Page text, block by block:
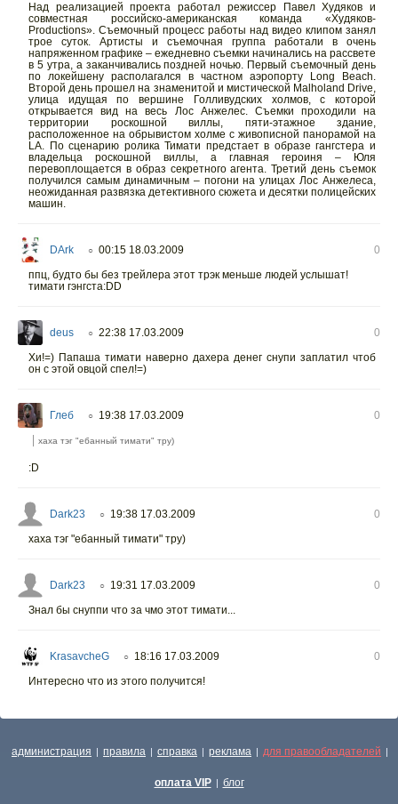
Над реализацией проекта работал режиссер Павел Худяков и
совместная российско-американская команда «Худяков-
Productions». Съемочный процесс работы над видео клипом занял
трое суток. Артисты и съемочная группа работали в очень
напряженном графике – ежедневно съемки начинались на рассвете
в 5 утра, а заканчивались поздней ночью. Первый съемочный день
по локейшену располагался в частном аэропорту Long Beach.
Второй день прошел на знаменитой и мистической Malholand Drive,
улица идущая по вершине Голливудских холмов, с которой
открывается вид на весь Лос Анжелес. Съемки проходили на
территории роскошной виллы, пяти-этажное здание,
расположенное на обрывистом холме с живописной панорамой на
LA. По сценарию ролика Тимати предстает в образе гангстера и
владельца роскошной виллы, а главная героиня – Юля
перевоплощается в образ секретного агента. Третий день съемок
получился самым динамичным – погони на улицах Лос Анжелеса,
неожиданная развязка детективного сюжета и десятки полицейских
машин.
DArk ○ 00:15 18.03.2009
0
ппц, будто бы без трейлера этот трэк меньше людей услышат!
тимати гэнгста:DD
deus ○ 22:38 17.03.2009
0
Хи!=) Папаша тимати наверно дахера денег снупи заплатил чтоб
он с этой овцой спел!=)
Глеб ○ 19:38 17.03.2009 0
хаха тэг "ебанный тимати" тру)
:D
Dark23 ○ 19:38 17.03.2009
0
хаха тэг "ебанный тимати" тру)
Dark23 ○ 19:31 17.03.2009
0
Знал бы снуппи что за чмо этот тимати...
KrasavcheG ○ 18:16 17.03.2009
0
Интересно что из этого получится!
администрация | правила | справка | реклама | для правообладателей |
оплата VIP | блог